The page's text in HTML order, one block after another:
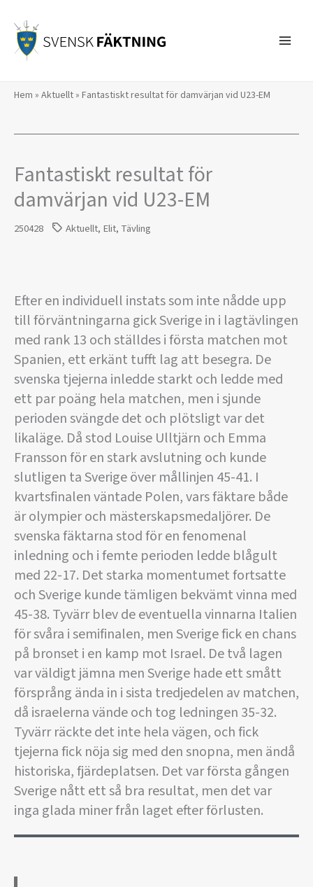
innehåll
Hem » Aktuellt» Fantastiskt resultat för damvärjan vid U23-EM
Fantastiskt resultat för
damvärjan vid U23-EM
250428 Aktuellt, Elit, Tävling
Efter en individuell instats som inte nådde upp
till förväntningarna gick Sverige in i lagtävlingen
med rank 13 och ställdes i första matchen mot
Spanien, ett erkänt tufft lag att besegra. De
svenska tjejerna inledde starkt och ledde med
ett par poäng hela matchen, men i sjunde
perioden svängde det och plötsligt var det
likaläge. Då stod Louise Ulltjärn och Emma
Fransson för en stark avslutning och kunde
slutligen ta Sverige över mållinjen 45-41. I
kvartsfinalen väntade Polen, vars fäktare både
är olympier och mästerskapsmedaljörer. De
svenska fäktarna stod för en fenomenal
inledning och i femte perioden ledde blågult
med 22-17. Det starka momentumet fortsatte
och Sverige kunde tämligen bekvämt vinna med
45-38. Tyvärr blev de eventuella vinnarna Italien
för svåra i semifinalen, men Sverige fick en chans
på bronset i en kamp mot Israel. De två lagen
var väldigt jämna men Sverige hade ett smått
försprång ända in i sista tredjedelen av matchen,
då israelerna vände och tog ledningen 35-32.
Tyvärr räckte det inte hela vägen, och fick
tjejerna fick nöja sig med den snopna, men ändå
historiska, fjärdeplatsen. Det var första gången
Sverige nått ett så bra resultat, men det var
inga glada miner från laget efter förlusten.